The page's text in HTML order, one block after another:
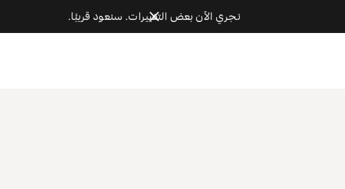
نجري الآن بعض التغييرات. سنعود قريبًا.